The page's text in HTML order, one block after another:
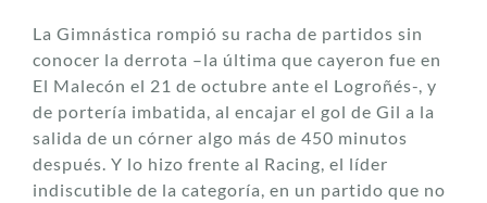
La Gimnástica rompió su racha de partidos sin
conocer la derrota –la última que cayeron fue en
El Malecón el 21 de octubre ante el Logroñés-, y
de portería imbatida, al encajar el gol de Gil a la
salida de un córner algo más de 450 minutos
después. Y lo hizo frente al Racing, el líder
indiscutible de la categoría, en un partido que no